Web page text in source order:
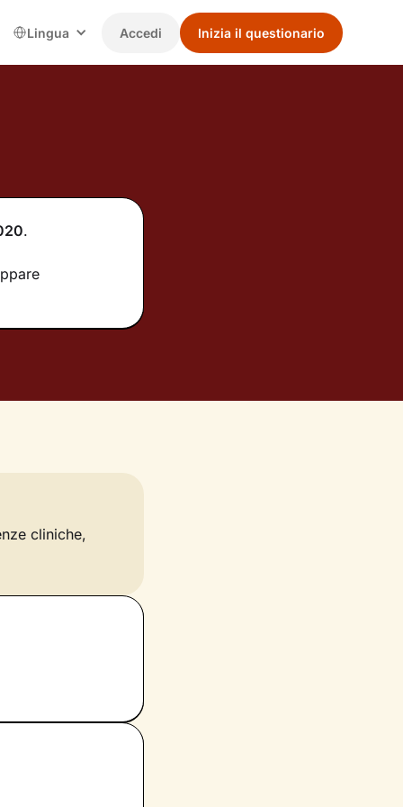
Lingua Accedi Inizia il questionario
.
cliniche,